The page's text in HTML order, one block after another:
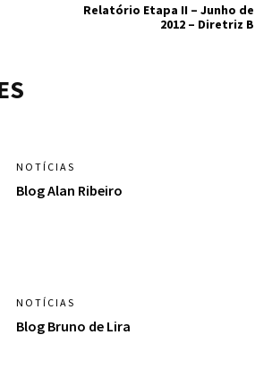
Relatório Etapa II – Junho de
2012 – Diretriz B
NOTÍCIAS
Blog Alan Ribeiro
NOTÍCIAS
Blog Bruno de Lira